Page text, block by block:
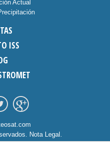
Actual
ISS
Nota Legal .